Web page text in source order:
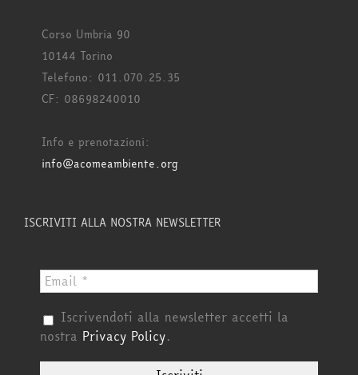
Corso Umbria 90
10144 Torino
Telefono: 011.070.25.35
CF: 08698240010
Info e prenotazioni:
info@acomeambiente.org
ISCRIVITI ALLA NOSTRA NEWSLETTER
Iscrivendoti alla newsletter accetti la
nostra Privacy Policy.